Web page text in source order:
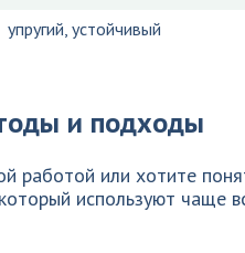
упругий, устойчивый
и подходы
работой или хотите
используют чаще